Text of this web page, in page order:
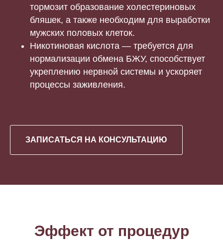
тормозит образование холестериновых
бляшек, а также необходим для выработки
мужских половых клеток.
Никотиновая кислота — требуется для
нормализации обмена БЖУ, способствует
укреплению нервной системы и ускоряет
процессы заживления.
ЗАПИСАТЬСЯ НА КОНСУЛЬТАЦИЮ
Эффект от процедур